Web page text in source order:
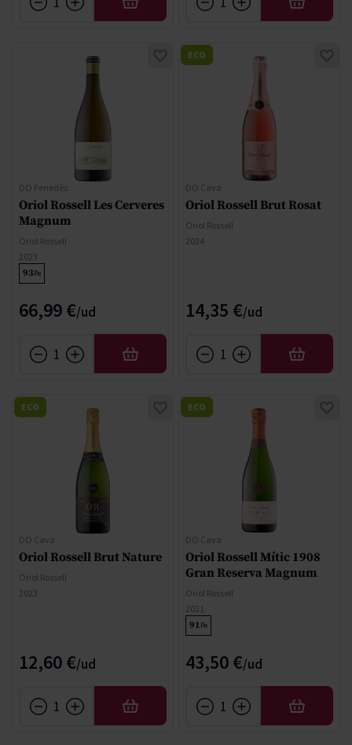
AÑADIR AÑADIR
DO Penedès
Oriol Rossell Les Cerveres
Magnum
Oriol Rossell
2023
93Pe
66,99 €
AÑADIR
DO Cava
Oriol Rossell Brut Rosat
Oriol Rossell
2024
14,35 €
ECO
AÑADIR
DO Cava
Oriol Rossell Brut Nature
Oriol Rossell
2023
12,60 €
ECO
AÑADIR
DO Cava
Oriol Rossell Mític 1908
Gran Reserva Magnum
Oriol Rossell
2021
91Pe
43,50 €
ECO
AÑADIR